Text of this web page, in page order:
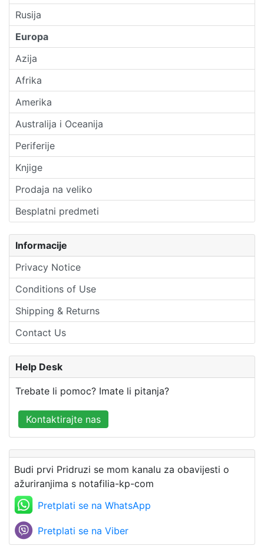
Rusija
Europa
Azija
Afrika
Amerika
Australija i Oceanija
Periferije
Knjige
Prodaja na veliko
Besplatni predmeti
Informacije
Privacy Notice
Conditions of Use
Shipping & Returns
Contact Us
Help Desk
Trebate li pomoc? Imate li pitanja?
Kontaktirajte nas
Budi prvi Pridruzi se mom kanalu za obavijesti o
ažuriranjima s notafilia-kp-com
Pretplati se na WhatsApp
Pretplati se na Viber